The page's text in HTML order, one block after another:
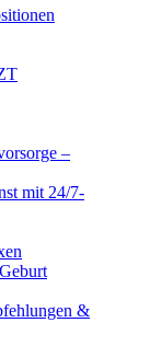
–
mit 24/7-
&